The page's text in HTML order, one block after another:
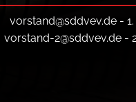
vorstand@sddvev.de -
vorstand-2@sddvev.de -